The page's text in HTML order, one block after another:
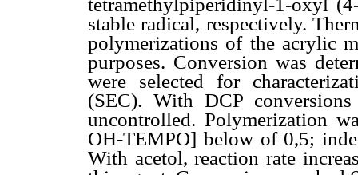
stable radical, respectively.
polymerizations of the acrylic
purposes. Conversion was
were selected for
(SEC). With DCP
uncontrolled. Polymerization
OH-TEMPO] below of 0,5;
With acetol, reaction rate